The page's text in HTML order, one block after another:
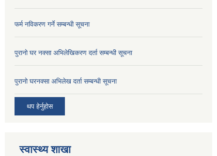
फर्म नविकरण गर्ने सम्बन्धी सूचना
पुरानो घर नक्सा अभिलेखिकरण दर्ता सम्बन्धी सूचना
पुरानो घरनक्सा अभिलेख दर्ता सम्बन्धी सूचना
थप हेर्नुहोस
स्वास्थ्य शाखा